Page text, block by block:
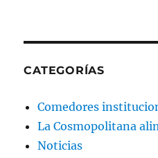
CATEGORÍAS
Comedores
La Cosmopolitana
Noticias